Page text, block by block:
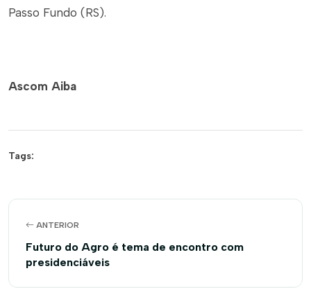
Passo Fundo (RS).
Ascom Aiba
Tags:
ANTERIOR
Futuro do Agro é tema de encontro com
presidenciáveis